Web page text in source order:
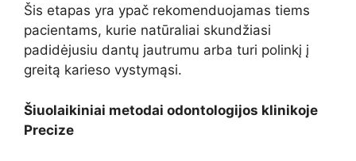
Šis etapas yra ypač rekomenduojamas tiems
pacientams, kurie natūraliai skundžiasi
padidėjusiu dantų jautrumu arba turi polinkį į
greitą karieso vystymąsi.
Šiuolaikiniai metodai odontologijos klinikoje
Precize